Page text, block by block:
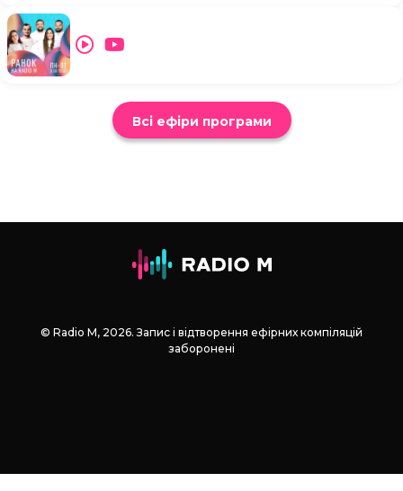
Всі ефіри програми
© Radio М, 2026. Запис і відтворення ефірних компіляцій
заборонені